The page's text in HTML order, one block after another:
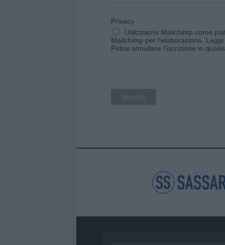
Privacy
Utilizziamo Mailchimp come
Mailchimp per l'elaborazione.
Potrai annullare l'iscrizione in